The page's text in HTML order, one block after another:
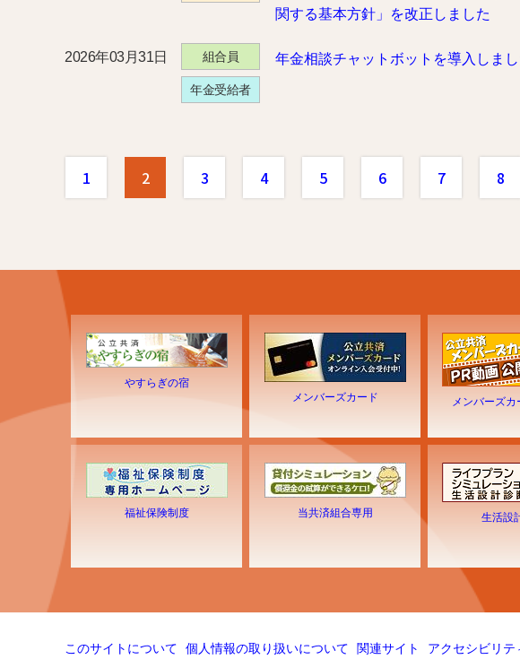
関する基本方針」を改正しました
2026年03月31日 組合員
年金受給者
年金相談チャットボットを導入しまし
1 2 3 4 5 6 7 8
やすらぎの宿
メンバーズカード
メンバーズ
福祉保険制度 当共済組合専用
生活設
このサイトについて 個人情報の取り扱いについて 関連サイト アクセシビリテ